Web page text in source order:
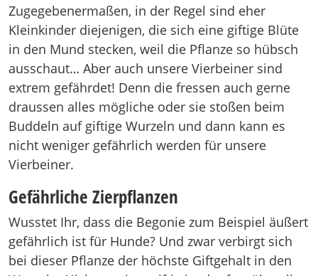
Zugegebenermaßen, in der Regel sind eher
Kleinkinder diejenigen, die sich eine giftige Blüte
in den Mund stecken, weil die Pflanze so hübsch
ausschaut… Aber auch unsere Vierbeiner sind
extrem gefährdet! Denn die fressen auch gerne
draussen alles mögliche oder sie stoßen beim
Buddeln auf giftige Wurzeln und dann kann es
nicht weniger gefährlich werden für unsere
Vierbeiner.
Gefährliche Zierpflanzen
Wusstet Ihr, dass die Begonie zum Beispiel äußert
gefährlich ist für Hunde? Und zwar verbirgt sich
bei dieser Pflanze der höchste Giftgehalt in den